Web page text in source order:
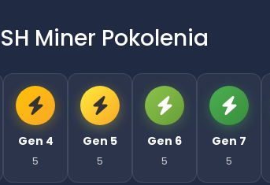
Miner Pokolenia
Gen 4
5
Gen 5
5
Gen 6
5
Gen 7
5